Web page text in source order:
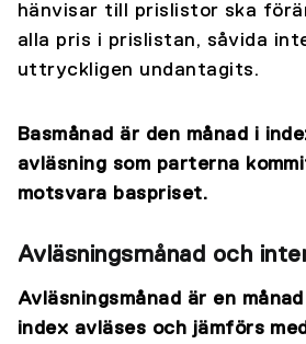
hänvisar till prislistor ska
alla pris i prislistan, såvida
uttryckligen undantagits.
Basmånad är den månad i
avläsning som parterna
motsvara baspriset.
Avläsningsmånad och
Avläsningsmånad är en
index avläses och jämförs